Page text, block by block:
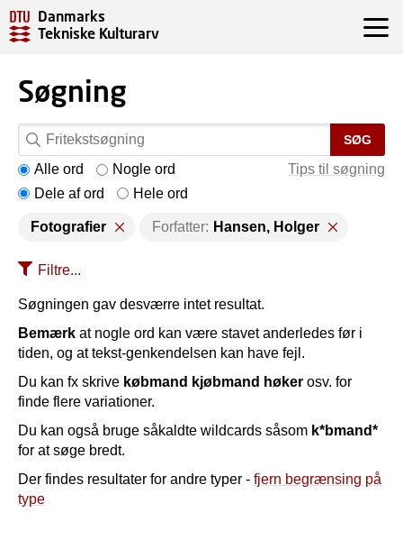
Danmarks
Tekniske Kulturarv
Søgning
SØG
Tips til søgning
Alle ord
Nogle ord
Dele af ord
Hele ord
Fotografier Forfatter: Hansen, Holger
Filtre...
Søgningen gav desværre intet resultat.
Bemærk at nogle ord kan være stavet anderledes før i
tiden, og at tekst-genkendelsen kan have fejl.
Du kan fx skrive købmand kjøbmand høker osv. for
finde flere variationer.
Du kan også bruge såkaldte wildcards såsom k*bmand*
for at søge bredt.
Der findes resultater for andre typer - fjern begrænsing på
type